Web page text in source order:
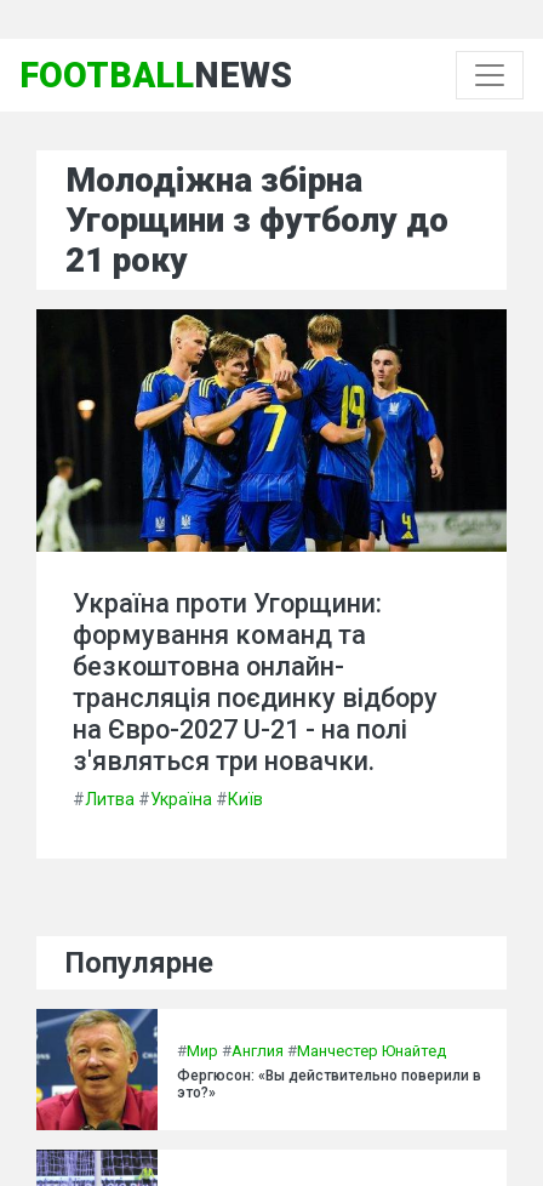
FOOTBALLNEWS
Молодіжна збірна
Угорщини з футболу до
21 року
Україна проти Угорщини:
формування команд та
безкоштовна онлайн-
трансляція поєдинку відбору
на Євро-2027 U-21 - на полі
з'являться три новачки.
#Литва #Україна #Київ
Популярне
#Мир #Англия #Манчестер Юнайтед
Фергюсон: «Вы действительно поверили в
это?»